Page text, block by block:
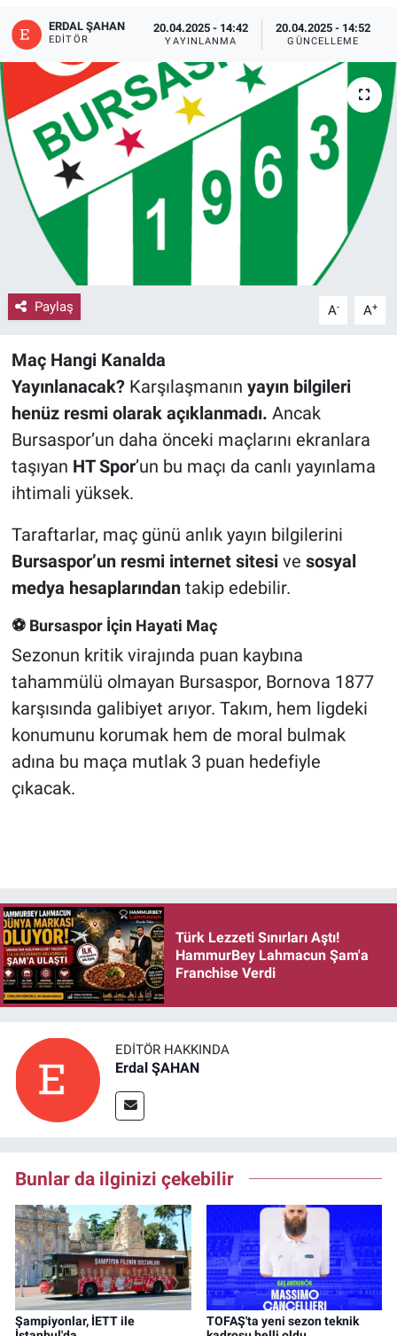
ERDAL ŞAHAN
EDITÖR
20.04.2025 - 14:42
YAYINLANMA
20.04.2025 - 14:52
GÜNCELLEME
Paylaş A- A+
Maç Hangi Kanalda
Yayınlanacak?Karşılaşmanın yayın bilgileri
henüz resmi olarak açıklanmadı. Ancak
Bursaspor’un daha önceki maçlarını ekranlara
taşıyan HT Spor’un bu maçı da canlı yayınlama
ihtimali yüksek.
Taraftarlar, maç günü anlık yayın bilgilerini
Bursaspor’un resmi internet sitesive sosyal
medya hesaplarındantakip edebilir.
⚽ Bursaspor İçin Hayati Maç
Sezonun kritik virajında puan kaybına
tahammülü olmayan Bursaspor, Bornova 1877
karşısında galibiyet arıyor. Takım, hem ligdeki
konumunu korumak hem de moral bulmak
adına bu maça mutlak 3 puan hedefiyle
çıkacak.
Türk Lezzeti Sınırları Aştı!
HammurBey Lahmacun Şam'a
Franchise Verdi
EDITÖR HAKKINDA
Erdal ŞAHAN
Bunlar da ilginizi çekebilir
Şampiyonlar, İETT ile
TOFAŞ'ta yeni sezon teknik